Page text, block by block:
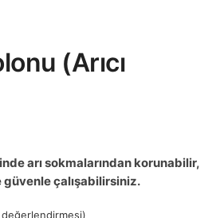
(Arıcı
arı sokmalarından korunabilir,
güvenle çalışabilirsiniz.